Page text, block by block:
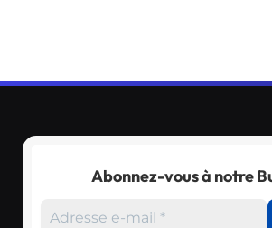
Abonnez-vous à notre